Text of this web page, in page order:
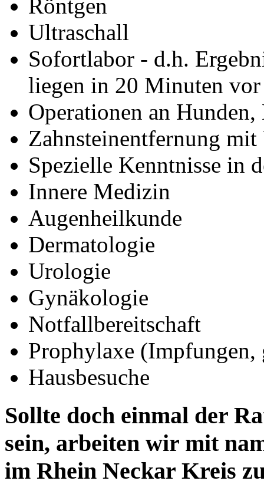
Röntgen
Ultraschall
Sofortlabor - d.h.
liegen in 20 Minuten vor
Operationen an
Zahnsteinentfernung
Spezielle Kenntnisse in
Innere Medizin
Augenheilkunde
Dermatologie
Urologie
Gynäkologie
Notfallbereitschaft
Prophylaxe (Impfungen,
Hausbesuche
Sollte doch einmal der
sein, arbeiten wir mit
im Rhein Neckar Kreis